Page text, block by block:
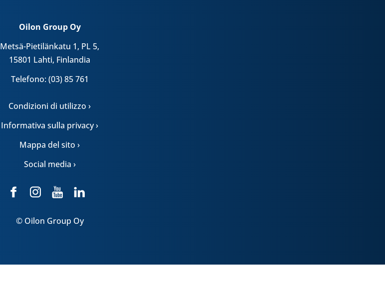
Oilon Group Oy
Metsä-Pietilänkatu 1, PL 5,
15801 Lahti, Finlandia
Telefono: (03) 85 761
Condizioni di utilizzo ›
Informativa sulla privacy ›
Mappa del sito ›
Social media ›
© Oilon Group Oy